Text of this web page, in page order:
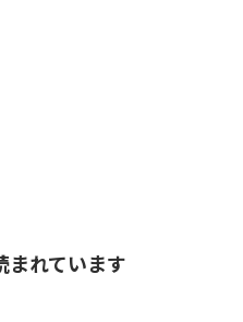
まれています